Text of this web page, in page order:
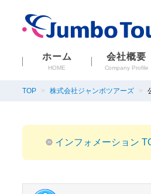
ホーム
HOME
会社概要
Company Profile
TOP 株式会社ジャンボツアーズ
インフォメーション